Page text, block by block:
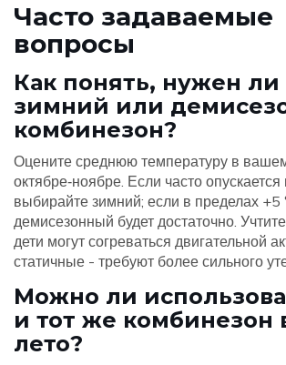
Часто задаваемые
вопросы
Как понять, нужен ли
зимний или
комбинезон?
Оцените среднюю температуру в
октябре‑ноябре. Если часто
выбирайте зимний; если в пределах +5
демисезонный будет достаточно.
дети могут согреваться двигательной
статичные - требуют более сильного
Можно ли
и тот же комбинезон
лето?